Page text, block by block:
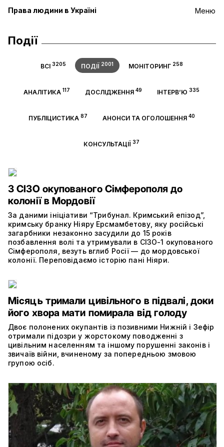
Меню
Права людини в Україні
Події
ВСІ3205 ПОДІЇ2001 МОНІТОРИНГ258
АНАЛІТИКА 117 ДОСЛІДЖЕННЯ 49 ІНТЕРВ’Ю 335
ПУБЛІЦИСТИКА 87 АНОНСИ ТА ОГОЛОШЕННЯ40
КОНСУЛЬТАЦІЇ 37
З СІЗО окупованого Сімферополя до
колонії в Мордовії
За даними ініціативи “Трибунал. Кримський епізод”,
кримську бранку Ніяру Ерсмамбетову, яку російські
загарбники незаконно засудили до 15 років
позбавлення волі та утримували в СІЗО-1 окупованого
Сімферополя, везуть вглиб Росії — до мордовської
колонії. Переповідаємо історію пані Ніяри.
Місяць тримали цивільного в підвалі, доки
його хвора мати помирала від голоду
Двоє полонених окупантів із позивними Нижній і Зефір
отримали підозри у жорстокому поводженні з
цивільним населенням та іншому порушенні законів і
звичаїв війни, вчиненому за попередньою змовою
групою осіб.